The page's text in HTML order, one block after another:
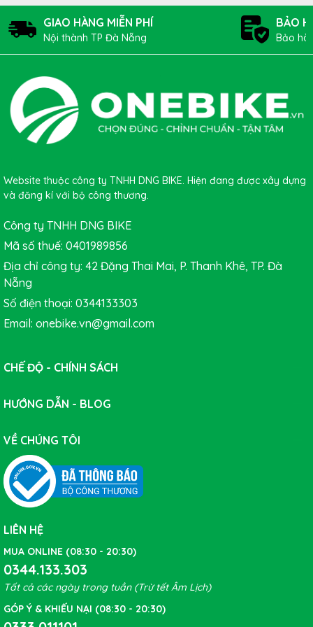
giờ nhé.
GIAO HÀNG MIỄN PHÍ
Nội thành TP Đà Nẵng
BẢO
Bảo
Website thuộc công ty TNHH DNG BIKE. Hiện đang được xây dựng
và đăng kí với bộ công thương.
Công ty TNHH DNG BIKE
Mã số thuế: 0401989856
Địa chỉ công ty: 42 Đặng Thai Mai, P. Thanh Khê, TP. Đà
Nẵng
Số điện thoại: 0344133303
Email: onebike.vn@gmail.com
CHẾ ĐỘ - CHÍNH SÁCH
HƯỚNG DẪN - BLOG
VỀ CHÚNG TÔI
LIÊN HỆ
MUA ONLINE (08:30 - 20:30)
0344.133.303
Tất cả các ngày trong tuần (Trừ tết Âm Lịch)
GÓP Ý & KHIẾU NẠI (08:30 - 20:30)